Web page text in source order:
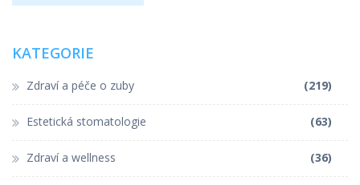
KATEGORIE
Zdraví a péče o zuby (219)
Estetická stomatologie (63)
Zdraví a wellness (36)